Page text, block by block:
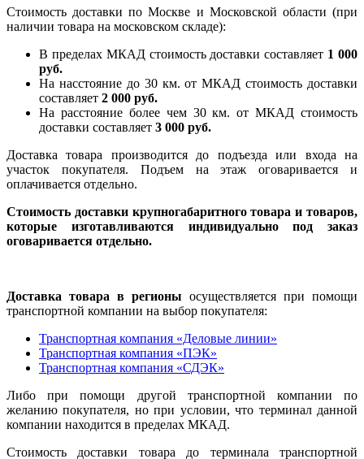
Стоимость доставки по Москве и Московской области (при
наличии товара на московском складе):
В пределах МКАД стоимость доставки составляет 1 000
руб.
На насcтояние до 30 км. от МКАД стоимость доставки
составляет 2 000 руб.
На расстояние более чем 30 км. от МКАД стоимость
доставки составляет 3 000 руб.
Доставка товара производится до подъезда или входа на
участок покупателя. Подъем на этаж оговаривается и
оплачивается отдельно.
Стоимость доставки крупногабаритного товара и товаров,
которые изготавливаются индивидуально под заказ
оговаривается отдельно.
Доставка товара в регионы осуществляется при помощи
транспортной компании на выбор покупателя:
Транспортная компания «Деловые линии»
Транспортная компания «ПЭК»
Транспортная компания «СДЭК»
Либо при помощи другой транспортной компании по
желанию покупателя, но при условии, что терминал данной
компании находится в пределах МКАД.
Стоимость доставки товара до терминала транспортной